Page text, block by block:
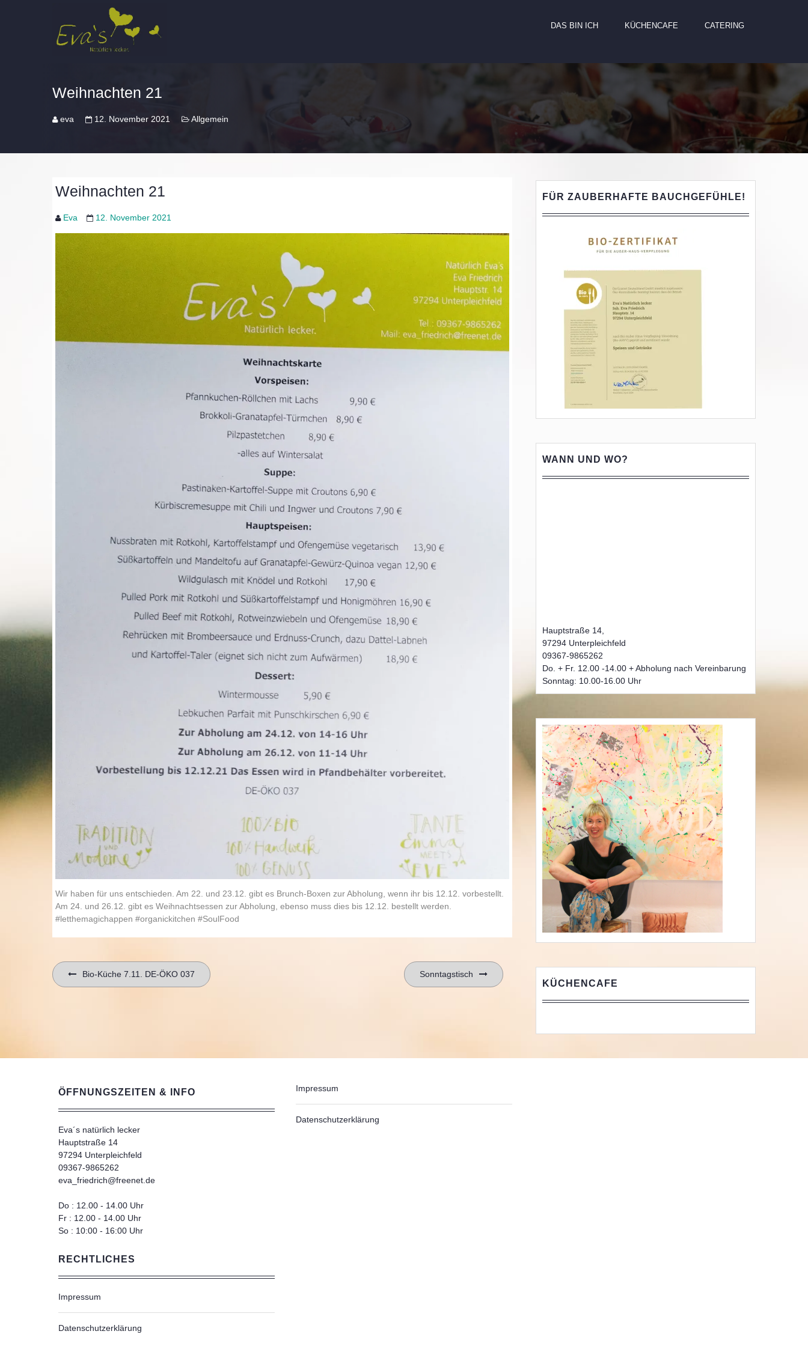
DAS BIN ICH KÜCHENCAFE CATERING
Weihnachten 21
eva 12. November 2021 Allgemein
Weihnachten 21
Eva 12. November 2021
Wir haben für uns entschieden. Am 22. und 23.12. gibt es Brunch-Boxen zur Abholung, wenn ihr bis 12.12. vorbestellt.
Am 24. und 26.12. gibt es Weihnachtsessen zur Abholung, ebenso muss dies bis 12.12. bestellt werden.
#letthemagichappen #organickitchen #SoulFood
Beitragsnavigation
Bio-Küche 7.11. DE-ÖKO 037 Sonntagstisch
FÜR ZAUBERHAFTE BAUCHGEFÜHLE!
WANN UND WO?
Hauptstraße 14,
97294 Unterpleichfeld
09367-9865262
Do. + Fr. 12.00 -14.00 + Abholung nach Vereinbarung
Sonntag: 10.00-16.00 Uhr
KÜCHENCAFE
ÖFFNUNGSZEITEN & INFO
Eva´s natürlich lecker
Hauptstraße 14
97294 Unterpleichfeld
09367-9865262
eva_friedrich@freenet.de
Do : 12.00 - 14.00 Uhr
Fr : 12.00 - 14.00 Uhr
So : 10:00 - 16:00 Uhr
RECHTLICHES
Impressum
Datenschutzerklärung
Impressum
Datenschutzerklärung